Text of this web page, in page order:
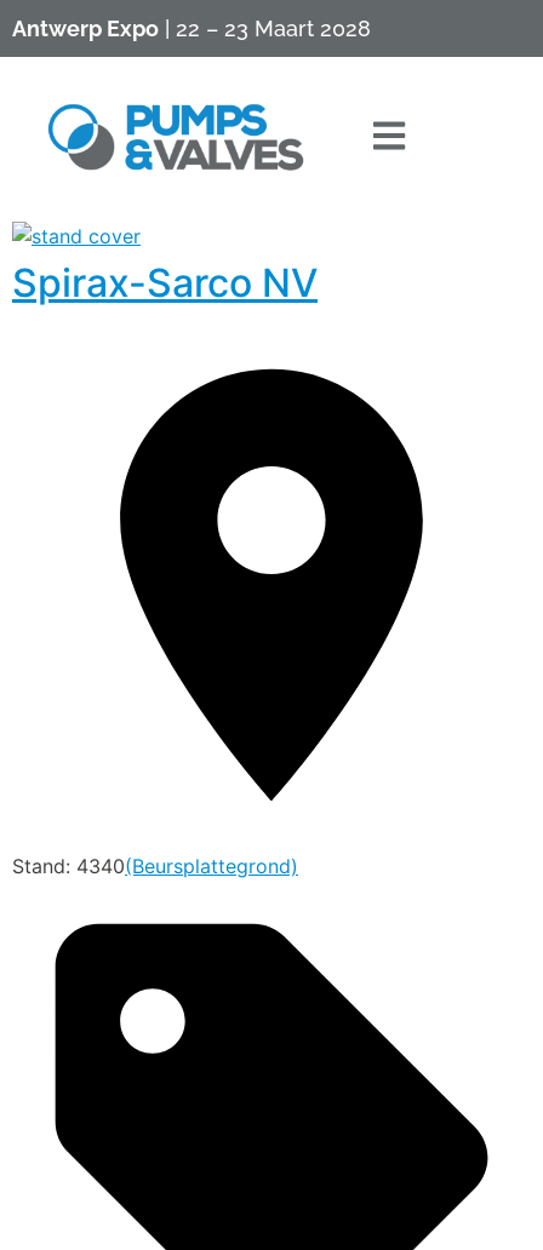
Antwerp Expo | 22 – 23 Maart 2028
Spirax-Sarco NV
Stand: 4340(Beursplattegrond)